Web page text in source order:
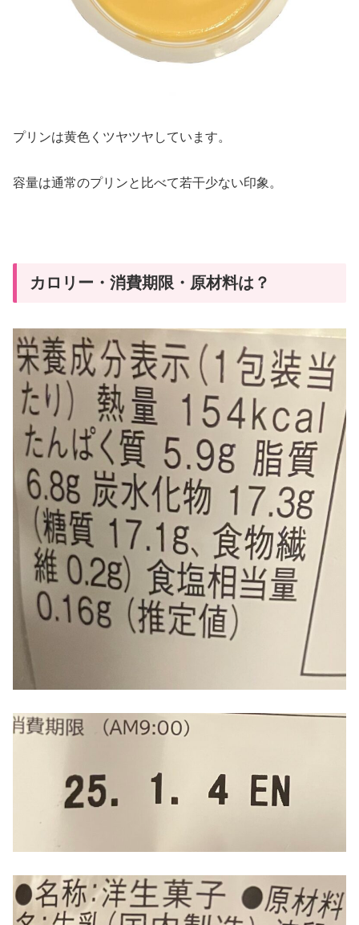
プリンは黄色くツヤツヤしています。
容量は通常のプリンと比べて若干少ない印象。
カロリー・消費期限・原材料は？